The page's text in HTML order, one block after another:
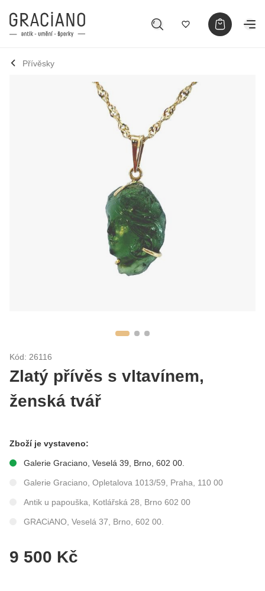
Přívěsky
Kód: 26116
Zlatý přívěs s vltavínem,
ženská tvář
Zboží je vystaveno:
Galerie Graciano, Veselá 39, Brno, 602 00.
Galerie Graciano, Opletalova 1013/59, Praha, 110 00
Antik u papouška, Kotlářská 28, Brno 602 00
GRACiANO, Veselá 37, Brno, 602 00.
9 500 Kč